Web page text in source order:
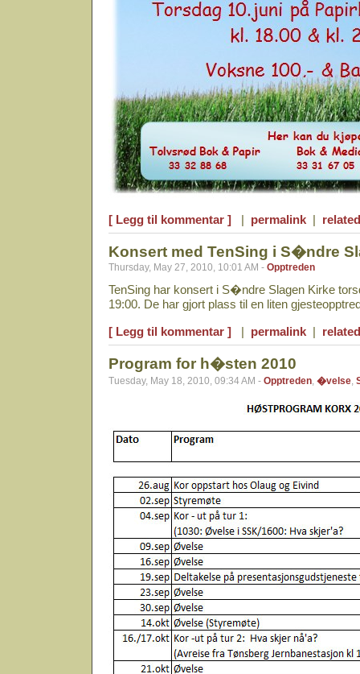
[ Legg til kommentar ] | permalink |
Konsert med TenSing i S�ndre
Thursday, May 27, 2010, 10:01 AM - Opptreden
TenSing har konsert i S�ndre Slagen Kirke
19:00. De har gjort plass til en liten
[ Legg til kommentar ] | permalink |
Program for h�sten 2010
Tuesday, May 18, 2010, 09:34 AM - Opptreden, �velse,